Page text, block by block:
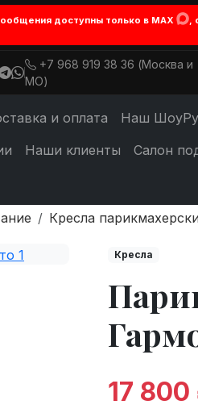
доступны только в MAX
,
+7 968 919 38 36 (Москва и
МО)
и оплата
Наш
Наши клиенты
Салон
Кресла
Кресла
17